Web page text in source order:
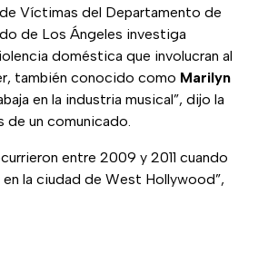
Víctimas del Departamento de
de Los Ángeles investiga
doméstica que involucran al
también conocido como Marilyn
en la industria musical”, dijo la
de un comunicado.
entre 2009 y 2011 cuando
en la ciudad de West Hollywood”,